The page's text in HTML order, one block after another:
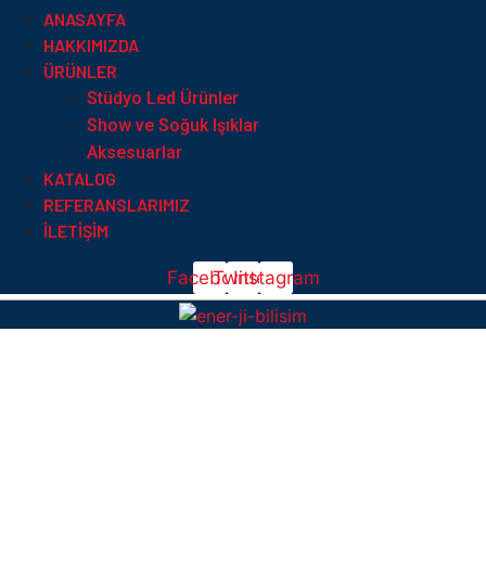
ANASAYFA
HAKKIMIZDA
ÜRÜNLER
Stüdyo Led Ürünler
Show ve Soğuk Işıklar
Aksesuarlar
KATALOG
REFERANSLARIMIZ
İLETIŞIM
Facebook
Twitter
Instagram